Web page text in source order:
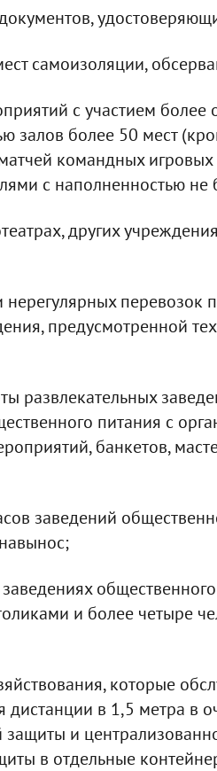
самоизоляции,
с участием более
залов более 50 мест
командных
с наполненностью
других
нерегулярных перевозок
предусмотренной
развлекательных
питания с
банкетов,
заведений
и более четыре
которые
в 1,5 метра в
и
в отдельные